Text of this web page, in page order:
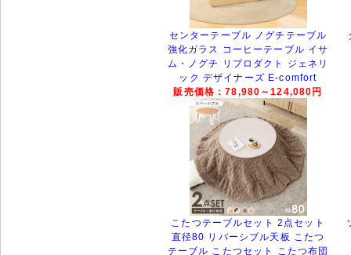
センターテーブル ノグチテーブル
強化ガラス コーヒーテーブル イサ
ム・ノグチ リプロダクト ジェネリ
ック デザイナーズ E-comfort
販売価格：78,980～124,080円
こたつテーブルセット 2点セット
直径80 リバーシブル天板 こたつ
テーブル こたつセット こたつ布団